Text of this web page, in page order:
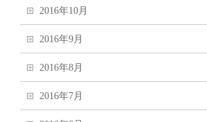
2016年10月
2016年9月
2016年8月
2016年7月